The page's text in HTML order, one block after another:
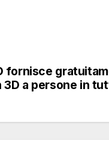
fornisce
3D a persone in